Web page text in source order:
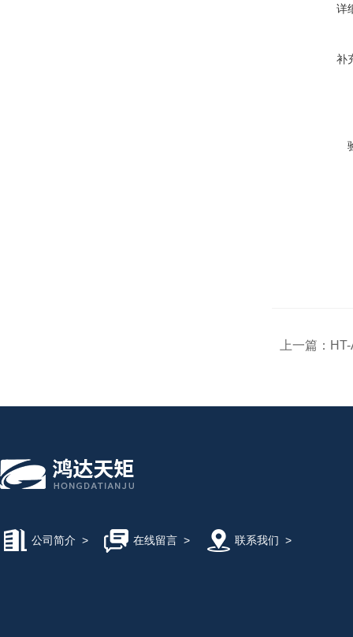
详
补
上一篇：
公司简介 > 在线留言> 联系我们 >